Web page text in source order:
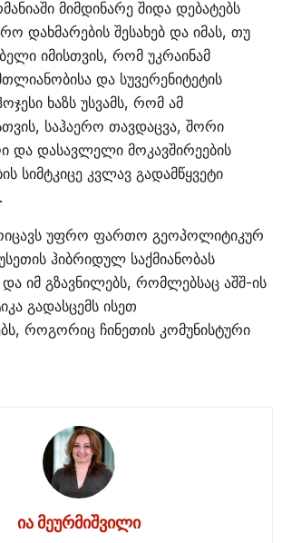
მიმდინარე შიდა დებატებს
დახმარების შესახებ და იმას, თუ
იმისთვის, რომ უკრაინამ
და სუვერენიტეტის
ხაზს უსვამს, რომ ამ
საჰაერო თავდაცვა, შორი
და დასავლელი მოკავშირეების
სიმტკიცე კვლავ გადამწყვეტი
უფრო ფართო გეოპოლიტიკურ
ჰიბრიდულ საქმიანობას
იმ გზავნილებს, რომლებსაც აშშ-ის
გადასცემს ისეთ
როგორიც ჩინეთის კომუნისტური
ია მეურმიშვილი